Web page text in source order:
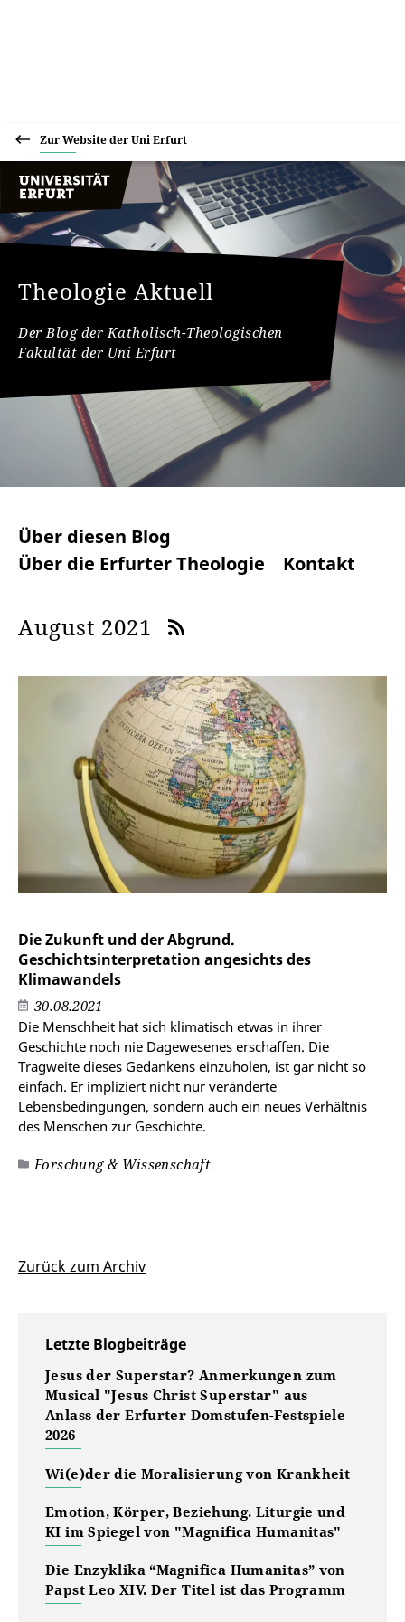
Zur Website der Uni Erfurt
Theologie Aktuell
Der Blog der Katholisch-Theologischen
Fakultät der Uni Erfurt
Über diesen Blog
Über die Erfurter Theologie
Kontakt
August 2021
Die Zukunft und der Abgrund.
Geschichtsinterpretation angesichts des
Klimawandels
30.08.2021
Die Menschheit hat sich klimatisch etwas in ihrer
Geschichte noch nie Dagewesenes erschaffen. Die
Tragweite dieses Gedankens einzuholen, ist gar nicht so
einfach. Er impliziert nicht nur veränderte
Lebensbedingungen, sondern auch ein neues Verhältnis
des Menschen zur Geschichte.
Forschung & Wissenschaft
Zurück zum Archiv
Letzte Blogbeiträge
Jesus der Superstar? Anmerkungen zum
Musical "Jesus Christ Superstar" aus
Anlass der Erfurter Domstufen-Festspiele
2026
Wi(e)der die Moralisierung von Krankheit
Emotion, Körper, Beziehung. Liturgie und
KI im Spiegel von "Magnifica Humanitas"
Die Enzyklika “Magnifica Humanitas” von
Papst Leo XIV. Der Titel ist das Programm